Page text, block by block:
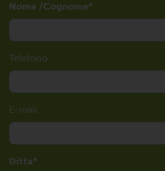
Nome /Cognome
Telefono
E-mail
Ditta